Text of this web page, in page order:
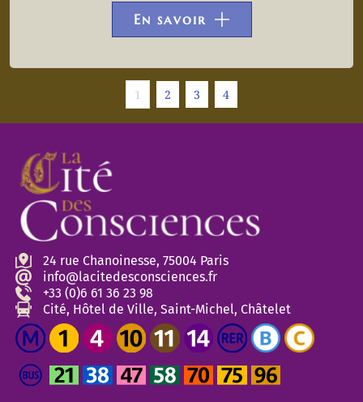
En savoir
1 2 3 4
24 rue Chanoinesse, 75004 Paris
info@lacitedesconsciences.fr
+33 (0)6 61 36 23 98
Cité, Hôtel de Ville, Saint-Michel, Châtelet